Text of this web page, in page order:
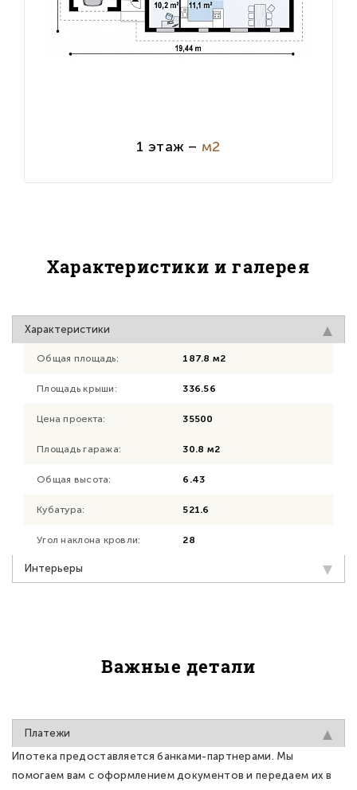
1 этаж – м2
Характеристики и галерея
Характеристики
Общая площадь: 187.8 м2
Площадь крыши: 336.56
Цена проекта: 35500
Площадь гаража: 30.8 м2
Общая высота: 6.43
Кубатура: 521.6
Угол наклона кровли: 28
Интерьеры
Важные детали
Платежи
Ипотека предоставляется банками-партнерами. Мы
помогаем вам с оформлением документов и передаем их в